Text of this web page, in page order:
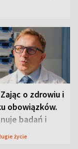
o zdrowiu i
obowiązków.
badań i
życie